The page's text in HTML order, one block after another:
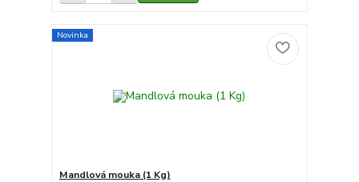
Novinka
Mandlová mouka (1 Kg)